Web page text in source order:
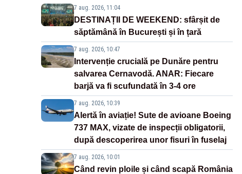
7 aug. 2026, 11:04
DESTINAȚII DE WEEKEND: sfârșit de
săptămână în București și în țară
7 aug. 2026, 10:47
Intervenție crucială pe Dunăre pentru
salvarea Cernavodă. ANAR: Fiecare
barjă va fi scufundată în 3-4 ore
7 aug. 2026, 10:39
Alertă în aviație! Sute de avioane Boeing
737 MAX, vizate de inspecții obligatorii,
după descoperirea unor fisuri în fuselaj
7 aug. 2026, 10:01
Când revin ploile și când scapă România